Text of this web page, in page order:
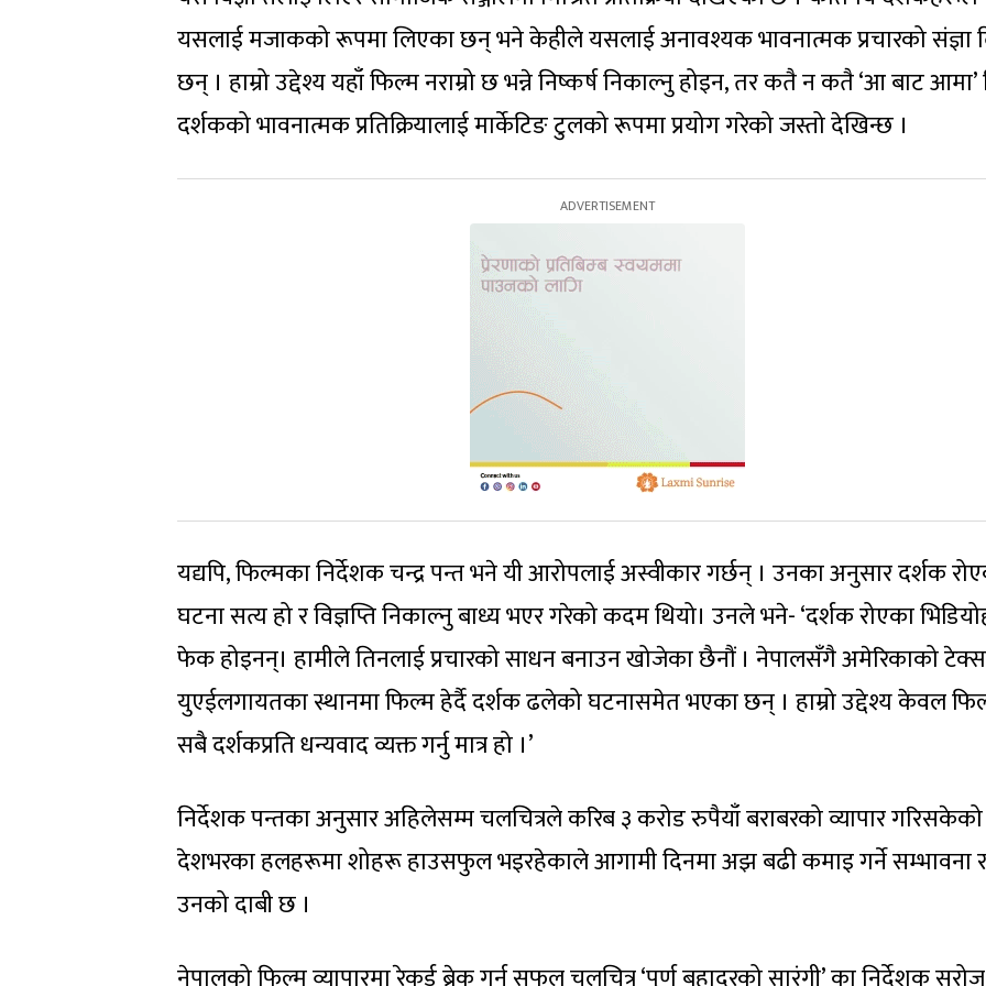
यसलाई मजाकको रूपमा लिएका छन् भने केहीले यसलाई अनावश्यक भावनात्मक प्रचारको संज्ञा
छन् । हाम्रो उद्देश्य यहाँ फिल्म नराम्रो छ भन्ने निष्कर्ष निकाल्नु होइन, तर कतै न कतै ‘आ बाट
दर्शकको भावनात्मक प्रतिक्रियालाई मार्केटिङ टुलको रूपमा प्रयोग गरेको जस्तो देखिन्छ ।
यद्यपि, फिल्मका निर्देशक चन्द्र पन्त भने यी आरोपलाई अस्वीकार गर्छन् । उनका अनुसार दर्शक
घटना सत्य हो र विज्ञप्ति निकाल्नु बाध्य भएर गरेको कदम थियो। उनले भने- ‘दर्शक रोएका
फेक होइनन्। हामीले तिनलाई प्रचारको साधन बनाउन खोजेका छैनौं । नेपालसँगै अमेरिकाको
युएईलगायतका स्थानमा फिल्म हेर्दै दर्शक ढलेको घटनासमेत भएका छन् । हाम्रो उद्देश्य केवल
सबै दर्शकप्रति धन्यवाद व्यक्त गर्नु मात्र हो ।’
निर्देशक पन्तका अनुसार अहिलेसम्म चलचित्रले करिब ३ करोड रुपैयाँ बराबरको व्यापार
देशभरका हलहरूमा शोहरू हाउसफुल भइरहेकाले आगामी दिनमा अझ बढी कमाइ गर्ने सम्भावना
उनको दाबी छ ।